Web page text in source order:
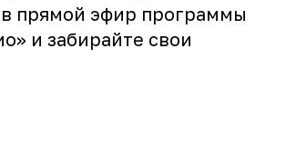
прямой эфир программы
и забирайте свои